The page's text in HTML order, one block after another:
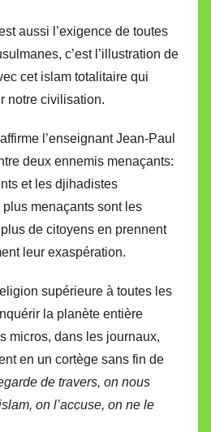
aussi l’exigence de toutes
c’est l’illustration de
cet islam totalitaire qui
notre civilisation.
l’enseignant Jean-Paul
deux ennemis menaçants:
et les djihadistes
menaçants sont les
de citoyens en prennent
leur exaspération.
supérieure à toutes les
la planète entière
micros, dans les journaux,
en un cortège sans fin de
de travers, on nous
on l’accuse, on ne le